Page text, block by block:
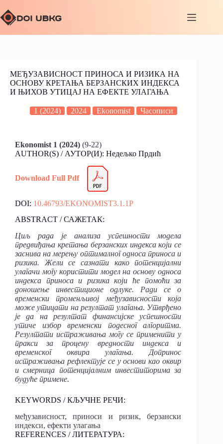
МЕЂУЗАВИСНОСТ ПРИНОСА И РИЗИКА НА
ОСНОВУ КРЕТАЊА БЕРЗАНСКИХ ИНДЕКСА
И ЊИХОВ УТИЦАЈ НА ЕФЕКТЕ УЛАГАЊА
1 (2024) 2024 Ekonomist Часописи
Ekonomist 1 (2024) (9-22)
AUTHOR(S) / АУТОР(И): Недељко Прдић
Download Full Pdf
DOI: 10.46793/EKONOMIST3.1.1P
ABSTRACT / САЖЕТАК:
Циљ рада је анализа успешности модела
предвиђања кретања берзанских индекса који се
заснива на мерењу оптималног односа приноса и
ризика. Жели се сазнати како потенцијални
улагачи могу користити модел на основу односа
индекса приноса и ризика који ће помоћи за
доношење инвестиционе одлуке. Ради се о
временски променљивој међузависности која
може утицати на резултат улагања. Утврђено
је да на резултат финансијске успешности
утиче избор временски подесног алгоритма.
Резултати истраживања могу се применити у
пракси за процену вредности индекса и
временског оквира улагања. Допринос
истраживања рефлектује се у основи као оквир
и смерница потенцијалним инвеститорима за
будуће примене.
KEYWORDS / КЉУЧНЕ РЕЧИ:
међузависност, приноси и ризик, берзански
индекси, ефекти улагања
REFERENCES / ЛИТЕРАТУРА: